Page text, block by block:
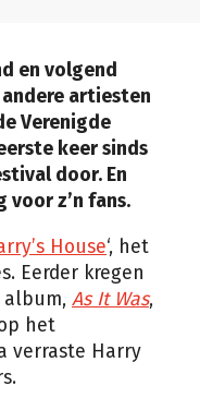
en volgend
artiesten
Verenigde
keer sinds
door. En
voor z’n fans.
House‘, het
Eerder kregen
album, As It Was,
het
verraste Harry